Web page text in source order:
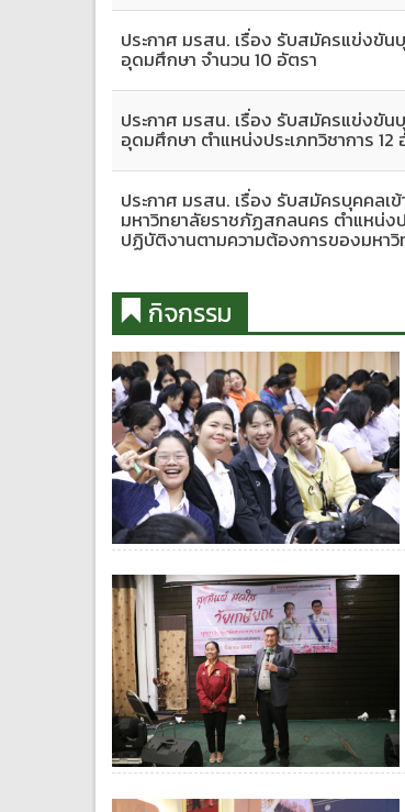
ประกาศ มรสน. เรื่อง รับสมัครแข่งขัน
อุดมศึกษา จำนวน 10 อัตรา
ประกาศ มรสน. เรื่อง รับสมัครแข่งขัน
อุดมศึกษา ตำแหน่งประเภทวิชาการ 12
ประกาศ มรสน. เรื่อง รับสมัครบุคคล
มหาวิทยาลัยราชภัฏสกลนคร ตำแหน่
ปฏิบัติงานตามความต้องการของมหา
กิจกรรม